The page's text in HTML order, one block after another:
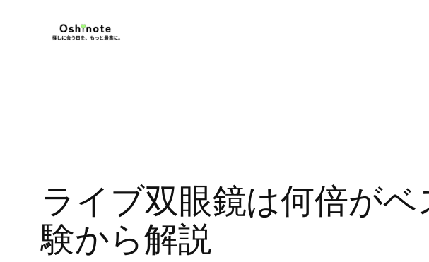
ライブ双眼鏡は何倍が
験から解説